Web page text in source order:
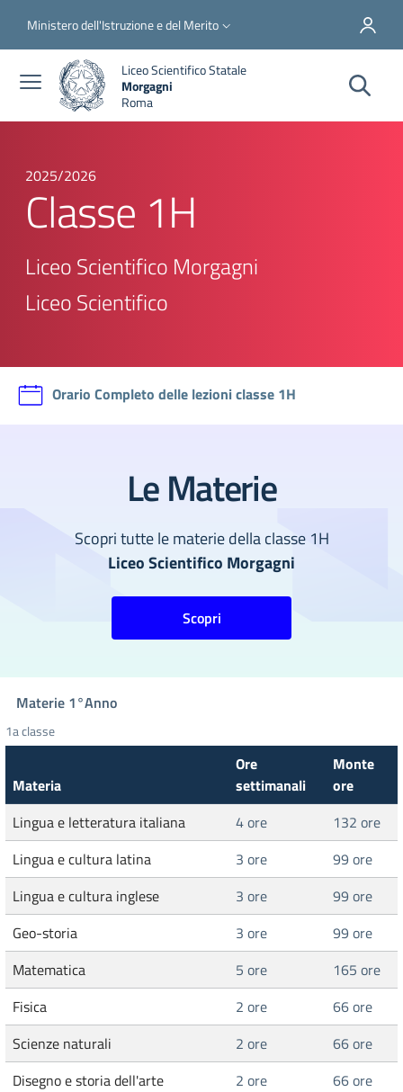
Slim top
Ministero dell'Istruzione e del Merito
Liceo Scientifico Statale
Morgagni
Roma
2025/2026
Classe 1H
Liceo Scientifico Morgagni
Liceo Scientifico
Orario Completo delle lezioni classe 1H
Le Materie
Scopri tutte le materie della classe 1H
Liceo Scientifico Morgagni
Scopri
Materie 1°Anno
1a classe
Materia
Ore
settimanali
Monte
ore
Lingua e letteratura italiana
4 ore
132 ore
Lingua e cultura latina
3 ore
99 ore
Lingua e cultura inglese
3 ore
99 ore
Geo-storia
3 ore
99 ore
Matematica
5 ore
165 ore
Fisica
2 ore
66 ore
Scienze naturali
2 ore
66 ore
Disegno e storia dell'arte
2 ore
66 ore